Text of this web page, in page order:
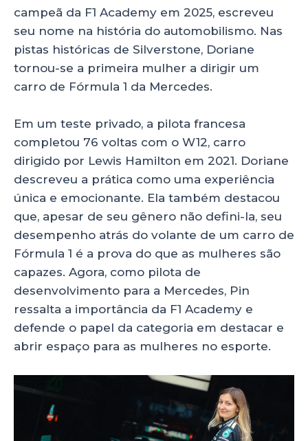
campeã da F1 Academy em 2025, escreveu
seu nome na história do automobilismo. Nas
pistas históricas de Silverstone, Doriane
tornou-se a primeira mulher a dirigir um
carro de Fórmula 1 da Mercedes.
Em um teste privado, a pilota francesa
completou 76 voltas com o W12, carro
dirigido por Lewis Hamilton em 2021. Doriane
descreveu a prática como uma experiência
única e emocionante. Ela também destacou
que, apesar de seu gênero não defini-la, seu
desempenho atrás do volante de um carro de
Fórmula 1 é a prova do que as mulheres são
capazes. Agora, como pilota de
desenvolvimento para a Mercedes, Pin
ressalta a importância da F1 Academy e
defende o papel da categoria em destacar e
abrir espaço para as mulheres no esporte.